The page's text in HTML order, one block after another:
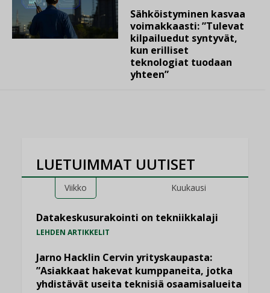
Sähköistyminen kasvaa
voimakkaasti: ”Tulevat
kilpailuedut syntyvät,
kun erilliset
teknologiat tuodaan
yhteen”
LUETUIMMAT UUTISET
Viikko Kuukausi
Datakeskusurakointi on tekniikkalaji
LEHDEN ARTIKKELIT
Jarno Hacklin Cervin yrityskaupasta:
”Asiakkaat hakevat kumppaneita, jotka
yhdistävät useita teknisiä osaamisalueita